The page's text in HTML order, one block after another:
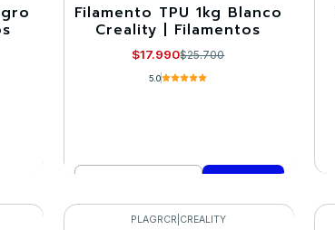
-30%
Filamento TPU 1kg Blanco
Creality | Filamentos
$17.990$25.700
5.0
Comprar ahora
PLAGRCR CREALITY